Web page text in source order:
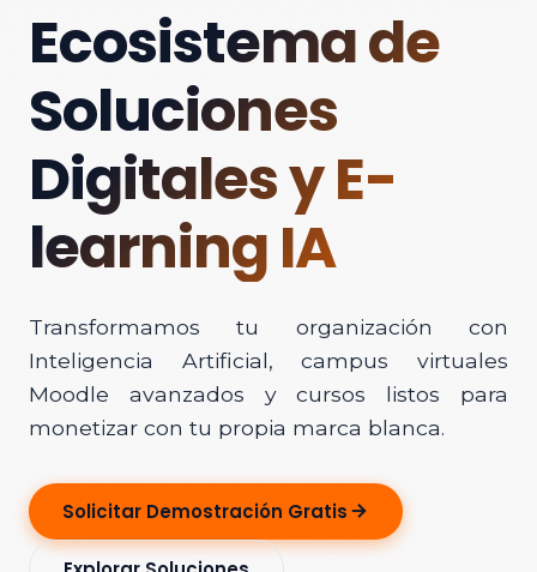
Ecosistema de
Soluciones
Digitales y E-
learning IA
Transformamos tu organización con
Inteligencia Artificial, campus virtuales
Moodle avanzados y cursos listos para
monetizar con tu propia marca blanca.
Solicitar Demostración Gratis